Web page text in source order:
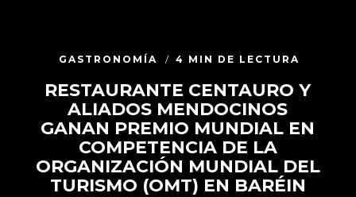
GASTRONOMÍA 4 MIN DE LECTURA
RESTAURANTE CENTAURO Y
ALIADOS MENDOCINOS
GANAN PREMIO MUNDIAL EN
COMPETENCIA DE LA
ORGANIZACIÓN MUNDIAL DEL
TURISMO (OMT) EN BARÉIN